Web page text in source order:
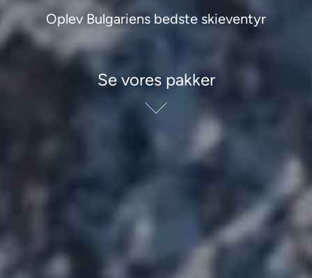
Oplev Bulgariens bedste skieventyr
Se vores pakker